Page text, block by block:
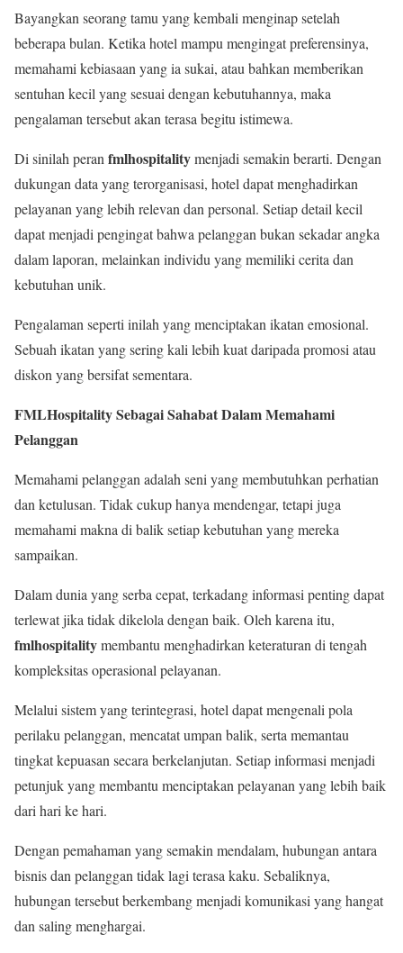
Bayangkan seorang tamu yang kembali menginap setelah
beberapa bulan. Ketika hotel mampu mengingat preferensinya,
memahami kebiasaan yang ia sukai, atau bahkan memberikan
sentuhan kecil yang sesuai dengan kebutuhannya, maka
pengalaman tersebut akan terasa begitu istimewa.
Di sinilah peran fmlhospitalitymenjadi semakin berarti. Dengan
dukungan data yang terorganisasi, hotel dapat menghadirkan
pelayanan yang lebih relevan dan personal. Setiap detail kecil
dapat menjadi pengingat bahwa pelanggan bukan sekadar angka
dalam laporan, melainkan individu yang memiliki cerita dan
kebutuhan unik.
Pengalaman seperti inilah yang menciptakan ikatan emosional.
Sebuah ikatan yang sering kali lebih kuat daripada promosi atau
diskon yang bersifat sementara.
FMLHospitality Sebagai Sahabat Dalam Memahami
Pelanggan
Memahami pelanggan adalah seni yang membutuhkan perhatian
dan ketulusan. Tidak cukup hanya mendengar, tetapi juga
memahami makna di balik setiap kebutuhan yang mereka
sampaikan.
Dalam dunia yang serba cepat, terkadang informasi penting dapat
terlewat jika tidak dikelola dengan baik. Oleh karena itu,
fmlhospitalitymembantu menghadirkan keteraturan di tengah
kompleksitas operasional pelayanan.
Melalui sistem yang terintegrasi, hotel dapat mengenali pola
perilaku pelanggan, mencatat umpan balik, serta memantau
tingkat kepuasan secara berkelanjutan. Setiap informasi menjadi
petunjuk yang membantu menciptakan pelayanan yang lebih baik
dari hari ke hari.
Dengan pemahaman yang semakin mendalam, hubungan antara
bisnis dan pelanggan tidak lagi terasa kaku. Sebaliknya,
hubungan tersebut berkembang menjadi komunikasi yang hangat
dan saling menghargai.